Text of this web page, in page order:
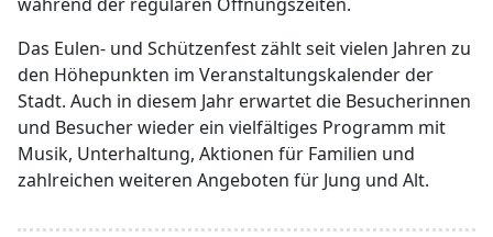
Das Eulen- und Schützenfest zählt seit vielen Jahren zu
den Höhepunkten im Veranstaltungskalender der
Stadt. Auch in diesem Jahr erwartet die Besucherinnen
und Besucher wieder ein vielfältiges Programm mit
Musik, Unterhaltung, Aktionen für Familien und
zahlreichen weiteren Angeboten für Jung und Alt.